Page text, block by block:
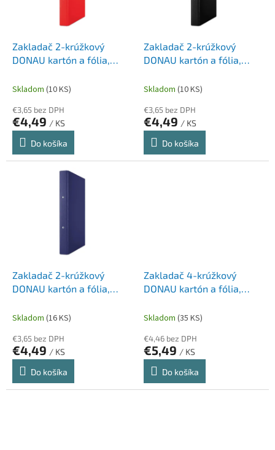
Zakladač 2-krúžkový
DONAU kartón a fólia,
Skladom (10 KS)
€3,65 bez DPH
€4,49 / KS
Do košíka
Zakladač 2-krúžkový
DONAU kartón a fólia,
Skladom (10 KS)
€3,65 bez DPH
€4,49 / KS
Do košíka
Zakladač 2-krúžkový
DONAU kartón a fólia,
tmavomodrý
Skladom (16 KS)
€3,65 bez DPH
€4,49 / KS
Do košíka
Zakladač 4-krúžkový
DONAU kartón a fólia,
Skladom (35 KS)
€4,46 bez DPH
€5,49 / KS
Do košíka